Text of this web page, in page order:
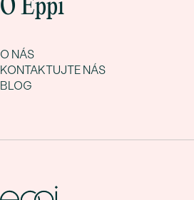
O Eppi
O NÁS
KONTAKTUJTE NÁS
BLOG